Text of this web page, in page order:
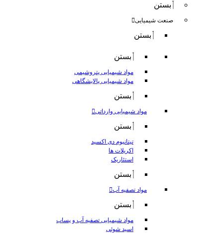
بستن
صنعت شیمیایی
بستن
بستن
مواد شیمیایی پتروشیمی
مواد شیمیایی پالایشگاهی
بستن
مواد شیمیایی وارداتی
بستن
تیتانیوم دی اکسید
اکریلات ها
استئاریک
بستن
مواد تصفیه آب
بستن
مواد شیمیایی تصفیه آب و پساب
اسید شوئی